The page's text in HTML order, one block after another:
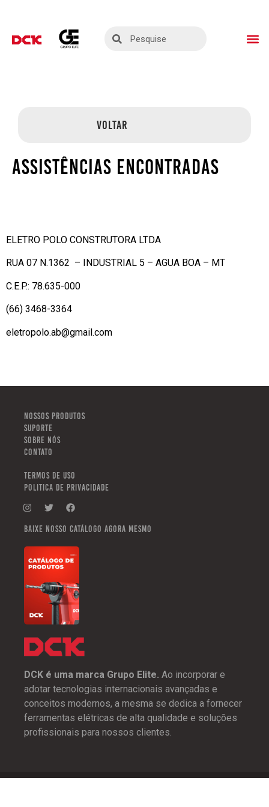
VOLTAR
ASSISTÊNCIAS ENCONTRADAS
ELETRO POLO CONSTRUTORA LTDA
RUA 07 N.1362 – INDUSTRIAL 5 – AGUA BOA – MT
C.E.P.: 78.635-000
(66) 3468-3364
eletropolo.ab@gmail.com
NOSSOS PRODUTOS
SUPORTE
SOBRE NÓS
CONTATO
TERMOS DE USO
POLITICA DE PRIVACIDADE
Baixe nosso catálogo agora mesmo
DCK é uma marca Grupo Elite. Ao incorporar e
adotar tecnologias internacionais avançadas e
conceitos modernos, a mesma se dedica a fornecer
ferramentas elétricas de alta qualidade e soluções
profissionais para nossos clientes.